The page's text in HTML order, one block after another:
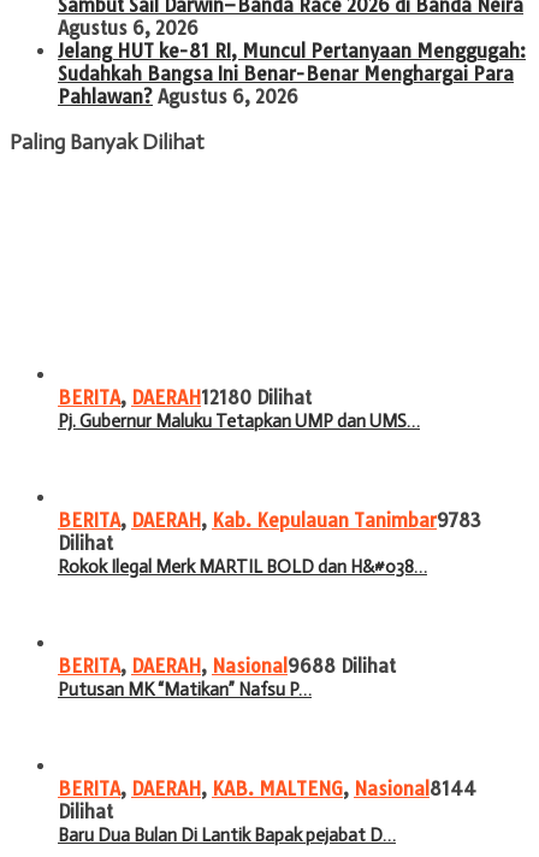
Sambut Sail Darwin–Banda Race 2026 di Banda Neira
Agustus 6, 2026
Jelang HUT ke-81 RI, Muncul Pertanyaan Menggugah:
Sudahkah Bangsa Ini Benar-Benar Menghargai Para
Pahlawan? Agustus 6, 2026
Paling Banyak Dilihat
BERITA, DAERAH12180 Dilihat
Pj. Gubernur Maluku Tetapkan UMP dan UMS…
BERITA, DAERAH, Kab. Kepulauan Tanimbar9783
Dilihat
Rokok Ilegal Merk MARTIL BOLD dan H&#038…
BERITA, DAERAH, Nasional 9688 Dilihat
Putusan MK “Matikan” Nafsu P…
BERITA, DAERAH, KAB. MALTENG, Nasional 8144
Dilihat
Baru Dua Bulan Di Lantik Bapak pejabat D…